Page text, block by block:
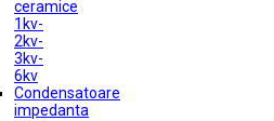
ceramice
1kv-
2kv-
3kv-
6kv
Condensatoare
impedanta